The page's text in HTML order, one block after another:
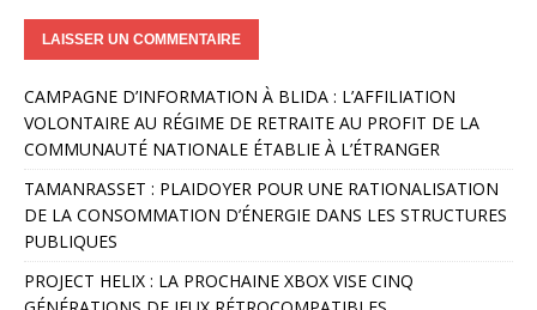
l
t
e
r
t
i
CAMPAGNE D’INFORMATION À BLIDA : L’AFFILIATION
VOLONTAIRE AU RÉGIME DE RETRAITE AU PROFIT DE LA
COMMUNAUTÉ NATIONALE ÉTABLIE À L’ÉTRANGER
TAMANRASSET : PLAIDOYER POUR UNE RATIONALISATION
DE LA CONSOMMATION D’ÉNERGIE DANS LES STRUCTURES
PUBLIQUES
PROJECT HELIX : LA PROCHAINE XBOX VISE CINQ